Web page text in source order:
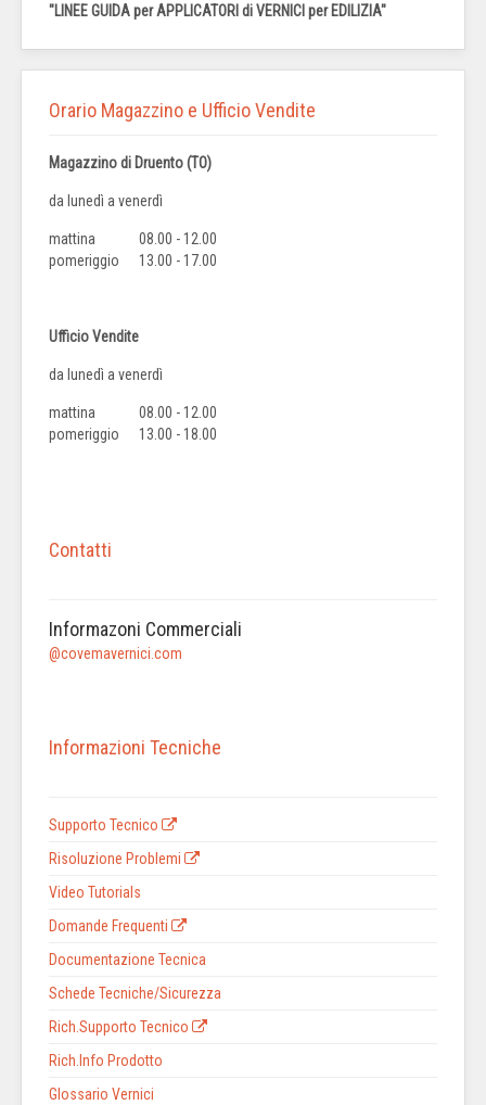
"LINEE GUIDA per APPLICATORI di VERNICI per EDILIZIA"
Orario Magazzino e Ufficio Vendite
Magazzino di Druento (TO)
da lunedì a venerdì
mattina
08.00 - 12.00
pomeriggio
13.00 - 17.00
Ufficio Vendite
da lunedì a venerdì
mattina
08.00 - 12.00
pomeriggio
13.00 - 18.00
Contatti
Informazoni Commerciali
@covemavernici.com
Informazioni Tecniche
Supporto Tecnico
Risoluzione Problemi
Video Tutorials
Domande Frequenti
Documentazione Tecnica
Schede Tecniche/Sicurezza
Rich.Supporto Tecnico
Rich.Info Prodotto
Glossario Vernici